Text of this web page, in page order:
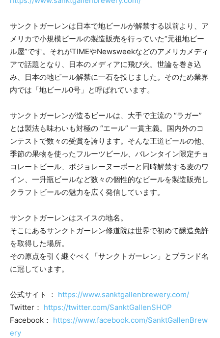
サンクトガーレンは日本で地ビールが解禁する以前より、ア
メリカで小規模ビールの製造販売を行っていた“元祖地ビー
ル屋”です。それがTIMEやNewsweekなどのアメリカメディ
アで話題となり、日本のメディアに飛び火。世論を巻き込
み、日本の地ビール解禁に一石を投じました。そのため業界
内では「地ビール0号」と呼ばれています。
サンクトガーレンが造るビールは、大手で主流の “ラガー”
とは製法も味わいも対極の “エール” 一貫主義。国内外のコ
ンテストで数々の受賞を誇ります。そんな王道ビールの他、
季節の果物を使ったフルーツビール、バレンタイン限定チョ
コレートビール、ボジョレーヌーボーと同時解禁する麦のワ
イン、一升瓶ビールなど数々の個性的なビールを製造販売し
クラフトビールの魅力を広く発信しています。
サンクトガーレンはスイスの地名。
そこにあるサンクトガーレン修道院は世界で初めて醸造免許
を取得した場所。
その原点を引く継ぐべく「サンクトガーレン」とブランド名
に冠しています。
公式サイト ： https://www.sanktgallenbrewery.com/
Twitter： https://twitter.com/SanktGallenSHOP
Facebook： https://www.facebook.com/SanktGallenBrew
ery